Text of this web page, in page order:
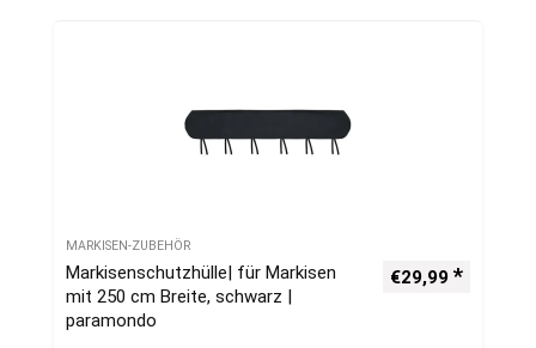
MARKISEN-ZUBEHÖR
Markisenschutzhülle| für Markisen
mit 250 cm Breite, schwarz |
paramondo
€29,99